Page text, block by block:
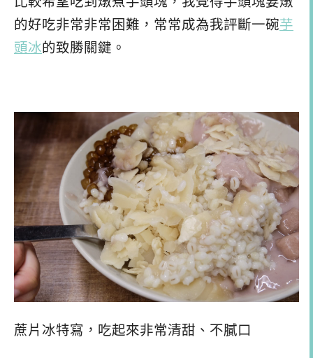
的好吃非常非常困難，常常成為我評斷一碗芋
頭冰的致勝關鍵。
蔗片冰特寫，吃起來非常清甜、不膩口